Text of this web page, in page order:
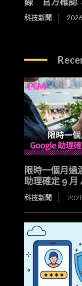
科技新聞
限時一個月
助理確定 9 月
科技新聞